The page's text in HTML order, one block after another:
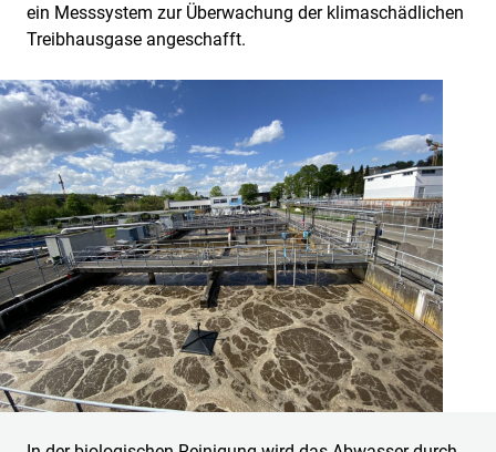
ein Messsystem zur Überwachung der klimaschädlichen
Treibhausgase angeschafft.